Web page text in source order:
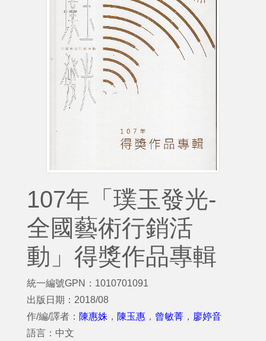
107年「璞玉發光-
全國藝術行銷活
動」得獎作品專輯
統一編號GPN：1010701091
出版日期：2018/08
作/編/譯者： 陳惠姝 ， 陳玉惠 ， 曾敏菁 ， 廖婷音
語言：中文